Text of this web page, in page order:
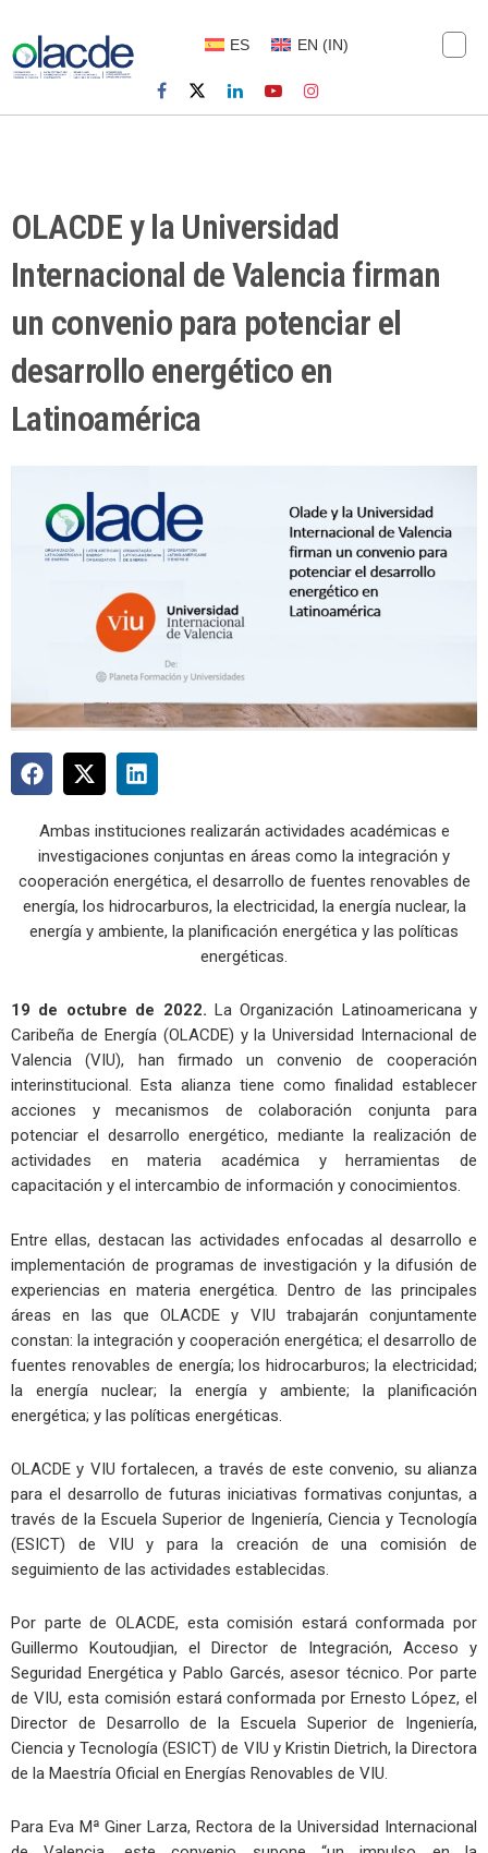
ES EN (IN)
OLACDE y la Universidad
Internacional de Valencia firman
un convenio para potenciar el
desarrollo energético en
Latinoamérica
Ambas instituciones realizarán actividades académicas e
investigaciones conjuntas en áreas como la integración y
cooperación energética, el desarrollo de fuentes renovables de
energía, los hidrocarburos, la electricidad, la energía nuclear, la
energía y ambiente, la planificación energética y las políticas
energéticas.
19 de octubre de 2022. La Organización Latinoamericana y
Caribeña de Energía (OLACDE) y la Universidad Internacional de
Valencia (VIU), han firmado un convenio de cooperación
interinstitucional. Esta alianza tiene como finalidad establecer
acciones y mecanismos de colaboración conjunta para
potenciar el desarrollo energético, mediante la realización de
actividades en materia académica y herramientas de
capacitación y el intercambio de información y conocimientos.
Entre ellas, destacan las actividades enfocadas al desarrollo e
implementación de programas de investigación y la difusión de
experiencias en materia energética. Dentro de las principales
áreas en las que OLACDE y VIU trabajarán conjuntamente
constan: la integración y cooperación energética; el desarrollo de
fuentes renovables de energía; los hidrocarburos; la electricidad;
la energía nuclear; la energía y ambiente; la planificación
energética; y las políticas energéticas.
OLACDE y VIU fortalecen, a través de este convenio, su alianza
para el desarrollo de futuras iniciativas formativas conjuntas, a
través de la Escuela Superior de Ingeniería, Ciencia y Tecnología
(ESICT) de VIU y para la creación de una comisión de
seguimiento de las actividades establecidas.
Por parte de OLACDE, esta comisión estará conformada por
Guillermo Koutoudjian, el Director de Integración, Acceso y
Seguridad Energética y Pablo Garcés, asesor técnico. Por parte
de VIU, esta comisión estará conformada por Ernesto López, el
Director de Desarrollo de la Escuela Superior de Ingeniería,
Ciencia y Tecnología (ESICT) de VIU y Kristin Dietrich, la Directora
de la Maestría Oficial en Energías Renovables de VIU.
Para Eva Mª Giner Larza, Rectora de la Universidad Internacional